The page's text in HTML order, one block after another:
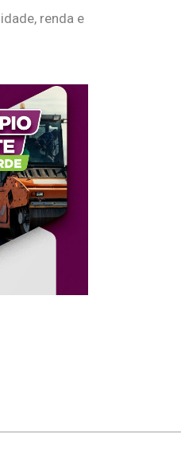
renda e